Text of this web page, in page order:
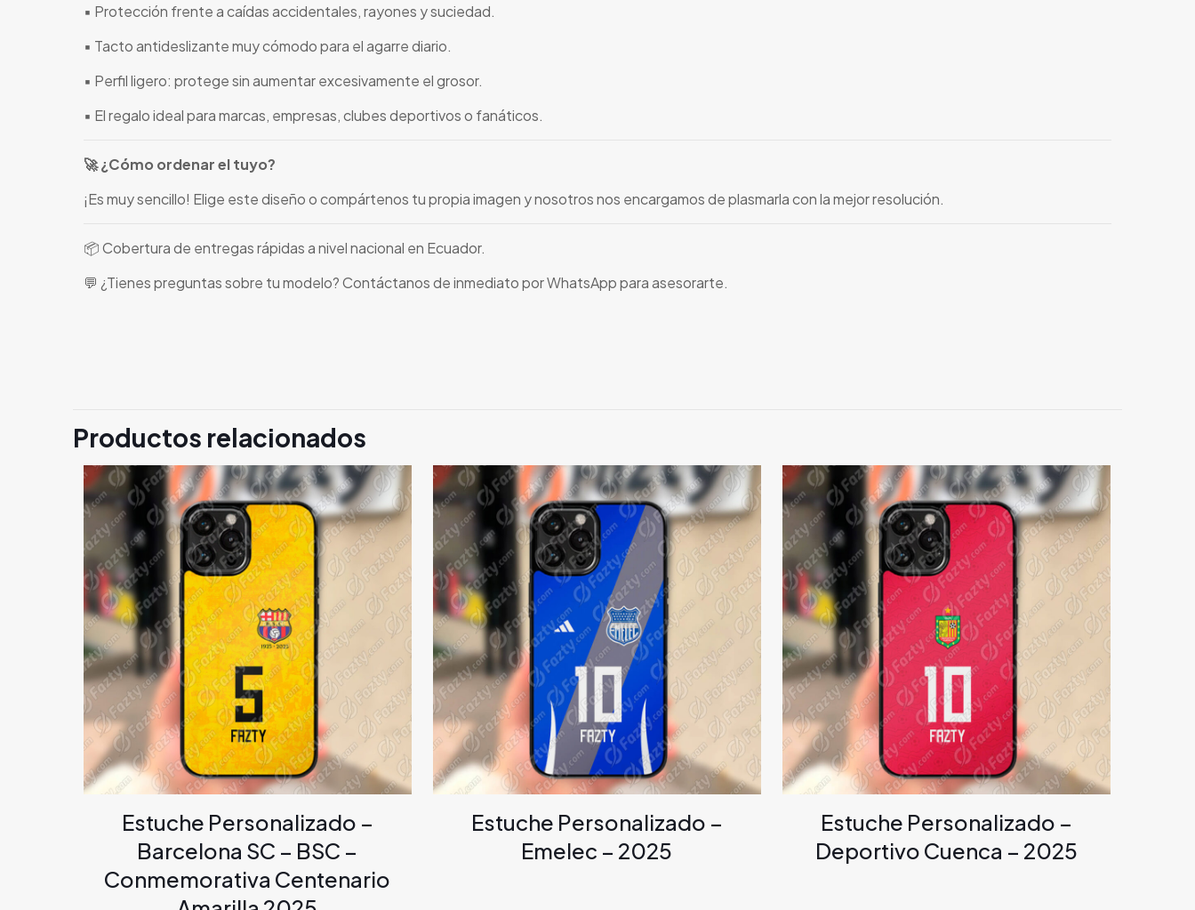
▪️ Protección frente a caídas accidentales, rayones y suciedad.
▪️ Tacto antideslizante muy cómodo para el agarre diario.
▪️ Perfil ligero: protege sin aumentar excesivamente el grosor.
▪️ El regalo ideal para marcas, empresas, clubes deportivos o fanáticos.
🚀 ¿Cómo ordenar el tuyo?
¡Es muy sencillo! Elige este diseño o compártenos tu propia imagen y nosotros nos encargamos de plasmarla con la mejor resolución.
📦 Cobertura de entregas rápidas a nivel nacional en Ecuador.
💬 ¿Tienes preguntas sobre tu modelo? Contáctanos de inmediato por WhatsApp para asesorarte.
Productos relacionados
Estuche Personalizado –
Barcelona SC – BSC –
Conmemorativa Centenario
Estuche Personalizado –
Emelec – 2025
Estuche Personalizado –
Deportivo Cuenca – 2025